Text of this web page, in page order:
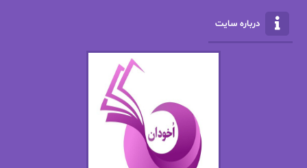
الناز محمدی
امیر فرهی
باران
بهار سلطانی
بهاره شیرازی
درباره سایت